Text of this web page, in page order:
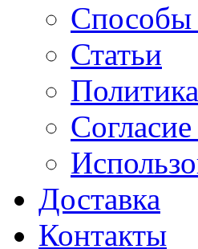
Способы
Статьи
Доставка
Контакты